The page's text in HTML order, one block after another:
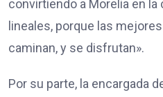
convirtiendo a Morelia en
lineales, porque las
caminan, y se disfrutan».
Por su parte, la encargada